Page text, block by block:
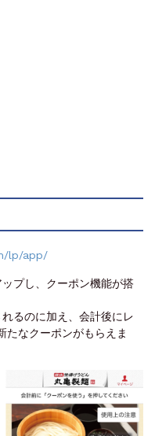
lp/app/
プし、クーポン機能が搭
るのに加え、会計後にレ
たなクーポンがもらえま